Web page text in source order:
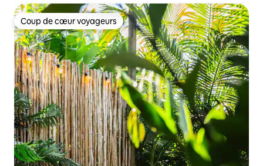
Coup de cœur voyageurs
Coup de cœur voyageurs